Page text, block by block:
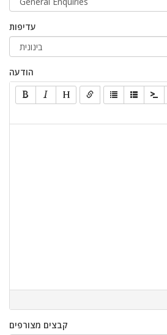
עדיפות
הודעה
קבצים מצורפים